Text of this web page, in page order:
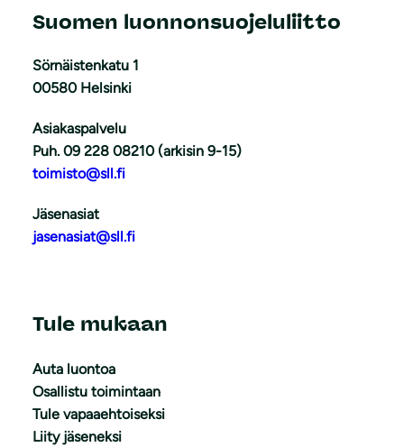
Suomen luonnonsuojeluliitto
Sörnäistenkatu 1
00580 Helsinki
Asiakaspalvelu
Puh. 09 228 08210 (arkisin 9-15)
toimisto@sll.fi
Jäsenasiat
jasenasiat@sll.fi
Tule mukaan
Auta luontoa
Osallistu toimintaan
Tule vapaaehtoiseksi
Liity jäseneksi